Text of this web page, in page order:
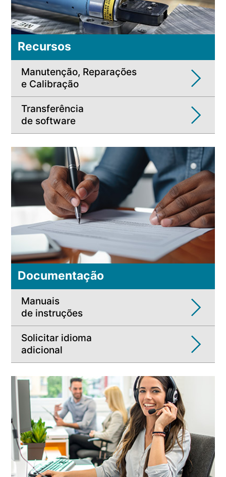
Recursos
Manutenção, Reparações
e Calibração
Transferência
de software
Documentação
Manuais
de instruções
Solicitar idioma
adicional